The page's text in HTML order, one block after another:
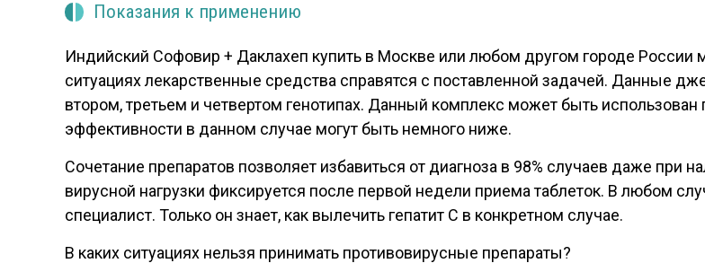
Показания к применению
Индийский Софовир + Даклахеп купить в Москве или любом другом городе России
ситуациях лекарственные средства справятся с поставленной задачей. Данные
втором, третьем и четвертом генотипах. Данный комплекс может быть использован
эффективности в данном случае могут быть немного ниже.
Сочетание препаратов позволяет избавиться от диагноза в 98% случаев даже
вирусной нагрузки фиксируется после первой недели приема таблеток. В любом
специалист. Только он знает, как вылечить гепатит С в конкретном случае.
В каких ситуациях нельзя принимать противовирусные препараты?